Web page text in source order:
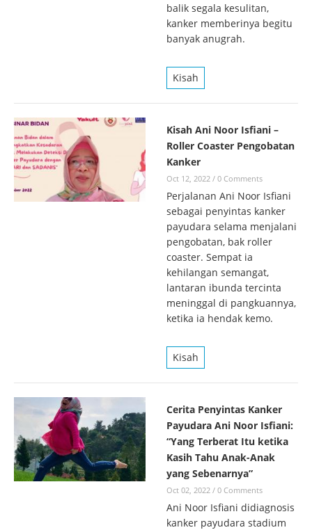
balik segala kesulitan,
kanker memberinya begitu
banyak anugrah.
Kisah
Kisah Ani Noor Isfiani –
Roller Coaster Pengobatan
Kanker
Oct 12, 2022 / 0 Comments
Perjalanan Ani Noor Isfiani
sebagai penyintas kanker
payudara selama menjalani
pengobatan, bak roller
coaster. Sempat ia
kehilangan semangat,
lantaran ibunda tercinta
meninggal di pangkuannya,
ketika ia hendak kemo.
Kisah
Cerita Penyintas Kanker
Payudara Ani Noor Isfiani:
“Yang Terberat Itu ketika
Kasih Tahu Anak-Anak
yang Sebenarnya”
Oct 02, 2022 / 0 Comments
Ani Noor Isfiani didiagnosis
kanker payudara stadium